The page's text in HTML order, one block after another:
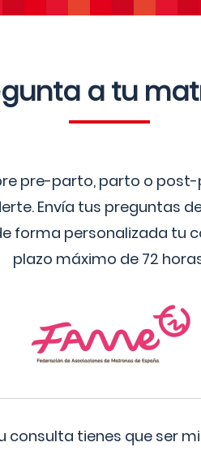
a tu
pre-parto, parto o
Envía tus preguntas
forma personalizada tu
plazo máximo de 72
consulta tienes que ser